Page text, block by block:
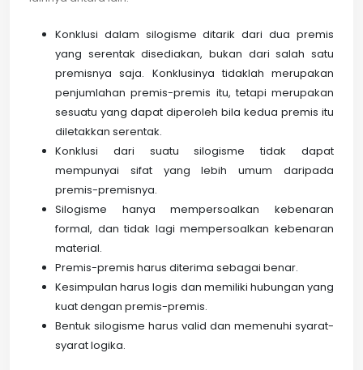
Konklusi dalam silogisme ditarik dari dua premis
yang serentak disediakan, bukan dari salah satu
premisnya saja. Konklusinya tidaklah merupakan
penjumlahan premis-premis itu, tetapi merupakan
sesuatu yang dapat diperoleh bila kedua premis itu
diletakkan serentak.
Konklusi dari suatu silogisme tidak dapat
mempunyai sifat yang lebih umum daripada
premis-premisnya.
Silogisme hanya mempersoalkan kebenaran
formal, dan tidak lagi mempersoalkan kebenaran
material.
Premis-premis harus diterima sebagai benar.
Kesimpulan harus logis dan memiliki hubungan yang
kuat dengan premis-premis.
Bentuk silogisme harus valid dan memenuhi syarat-
syarat logika.